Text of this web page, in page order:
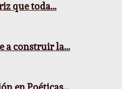
que toda...
a construir la...